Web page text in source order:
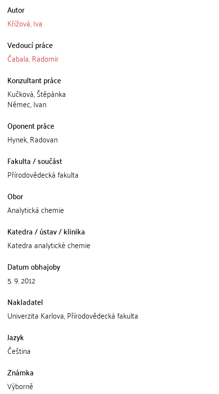
Autor
Křížová, Iva
Vedoucí práce
Čabala, Radomír
Konzultant práce
Kučková, Štěpánka
Němec, Ivan
Oponent práce
Hynek, Radovan
Fakulta / součást
Přírodovědecká fakulta
Obor
Analytická chemie
Katedra / ústav / klinika
Katedra analytické chemie
Datum obhajoby
5. 9. 2012
Nakladatel
Univerzita Karlova, Přírodovědecká fakulta
Jazyk
Čeština
Známka
Výborně